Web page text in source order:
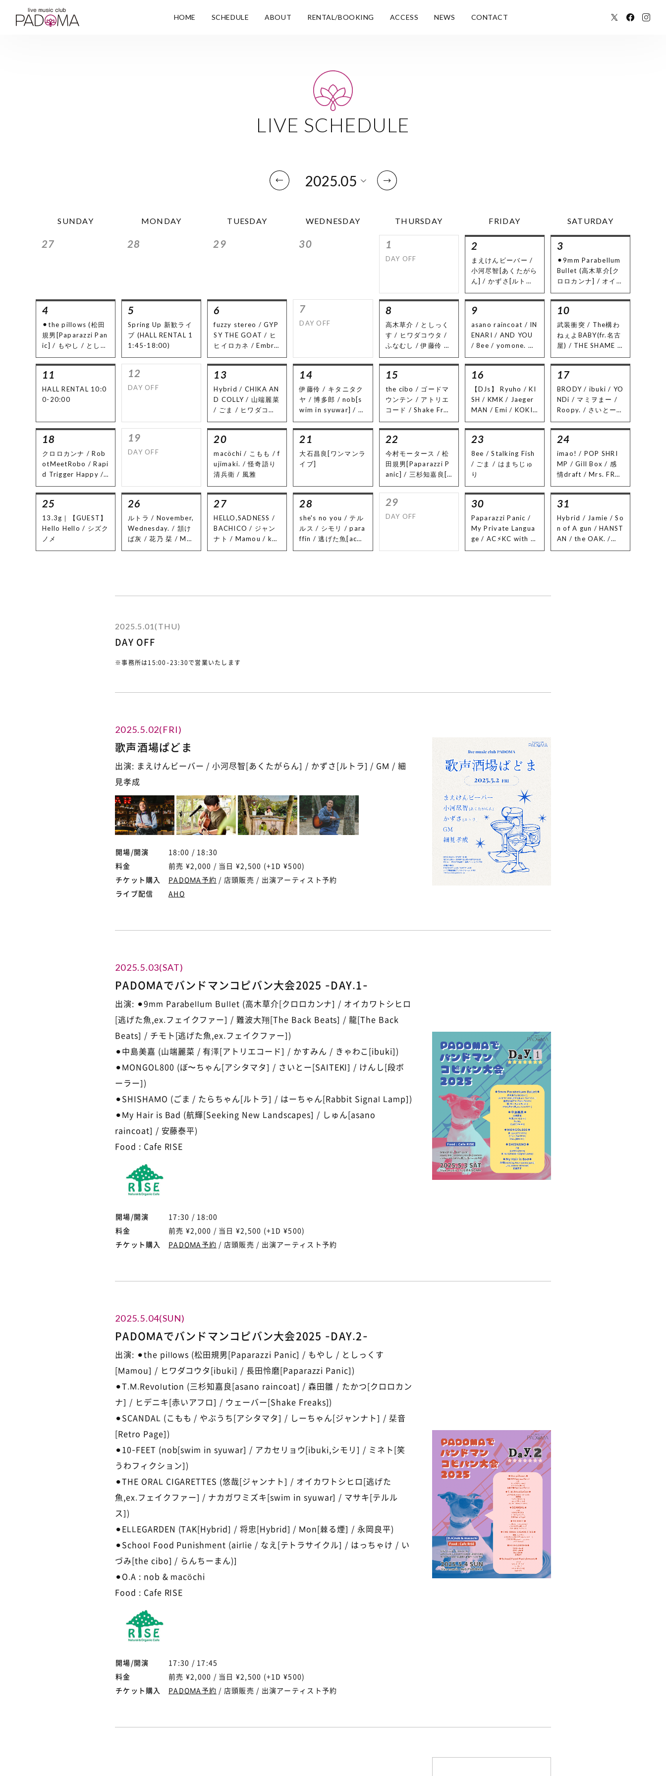
HOME SCHEDULE ABOUT RENTAL/BOOKING ACCESS NEWS CONTACT
LIVE SCHEDULE
SUNDAY MONDAY TUESDAY WEDNESDAY THURSDAY FRIDAY SATURDAY
27 28 29 30 1
DAY OFF
2
まえけんビーバー /
小河尽智[あくたがら
ん] / かずさ[ルトラ]
/ GM / 細見孝成
3
⚫︎9mm Parabellum
Bullet (高木草介[ク
ロロカンナ] / オイカ
ワトシヒロ[逃げた
魚,ex.フェイクファ
ー] / 難波大翔[The
Back Beats] / 龍[Th
e Back Beats] / チ
モト[逃げた魚,ex.フ
⚫︎中島美嘉 (山端麗
菜 / 有澤[アトリエコ
ード] / かすみん / き
ゃわこ[ibuki])
⚫︎MONGOL800
マタ] / さいとー[SAI
TEKI] / けんし[段ボ
⚫︎SHISHAMO (ごま
/ たらちゃん[ルトラ]
/ はーちゃん[Rabbit
Signal Lamp])
⚫︎My Hair is Bad
(航輝[Seeking New
Landscapes] / しゅ
ん[asano raincoat]
/ 安藤泰平)
Food : Cafe RISE
4
⚫︎the pillows (松田
規男[Paparazzi Pan
ic] / もやし / としっ
くす[Mamou] / ヒワ
ダコウタ[ibuki] / 長
田怜磨[Paparazzi P
anic])
⚫︎T.M.Revolution
たかつ[クロロカン
ナ] / ヒデニキ[赤い
アフロ] / ウェーバー
[Shake Freaks])
⚫︎SCANDAL (こもも
タ] / しーちゃん[ジ
ャンナト] / 栞音[Ret
⚫︎10-FEET (nob[sw
im in syuwar] / ア
カセリョウ[ibuki,シ
モリ] / ミネト[笑う
5
Spring Up 新歓ライ
ブ (HALL RENTAL 1
1:45-18:00)
6
fuzzy stereo / GYP
SY THE GOAT / ヒ
ヒイロカネ / Embra
ce / 加藤英幸[pavlo
v] ｜ Food : Cafe R
ISE
7
DAY OFF
8
高木草介 / としっく
す / ヒワダコウタ /
ふなむし / 伊藤伶 /
きゃわこ / アカセリ
ョウ / 怪奇語り清兵
衛 / nob / 有澤 /
ぼ〜ちゃん
9
asano raincoat / IN
ENARI / AND YOU
/ 8ee / yomone. ｜
DJ : KMK from ren
dez-vous
10
武装衝突 / The構わ
ねぇよBABY(fr.名古
屋) / THE SHAME /
naives / シーモンキ
ー / Son of A gun
｜ Food : ダイスキ
ッチン
11
HALL RENTAL 10:0
0-20:00
12
DAY OFF
13
Hybrid / CHIKA AN
D COLLY / 山端麗菜
/ ごま / ヒワダコウ
タ[ibuki]
14
伊藤伶 / キタニタク
ヤ / 博多郎 / nob[s
wim in syuwar] / 彩
音-io-[Retro Page]
15
the cibo / ゴードマ
ウンテン / アトリエ
コード / Shake Frea
ks [各バンド40分ス
テージ]
16
【DJs】 Ryuho / KI
SH / KMK / Jaeger
MAN / Emi / KOKI
WATANABE / Hibik
i Miw / HoMie
17
BRODY / ibuki / YO
NDi / マミヲまー /
Roopy. / さいとー[S
AITEKI] ｜ Food :
Cafe RISE
18
クロロカンナ / Rob
otMeetRobo / Rapi
d Trigger Happy /
地下道を往く / 揺ら
いで凪 / うたうたい
の翠 ｜ Food : Cafe
RISE
19
DAY OFF
20
macöchi / こもも / f
ujimaki. / 怪奇語り
清兵衛 / 風雅
21
大石昌良[ワンマンラ
イブ]
22
今村モータース / 松
田規男[Paparazzi P
anic] / 三杉知嘉良[a
sano raincoat] / ト
モ[swim in syuwar]
/ airlie / かの[夜叉
子]
23
8ee / Stalking Fish
/ ごま / はまちじゅ
り
24
imao! / POP SHRI
MP / Gill Box / 感
情draft / Mrs. FRUI
TS ZIPPER / nSR /
クリープバンブー /
aicopi / KONOYO
NO OWARI / ちおり
んのリボルバー / A
mazon square barg
25
13.3g｜【GUEST】
Hello Hello / シズク
ノメ
26
ルトラ / November,
Wednesday. / 頷け
ば灰 / 花乃 栞 / Mo
urning work
27
HELLO,SADNESS /
BACHICO / ジャン
ナト / Mamou / kar
asuuri / Beginning
28
she's no you / テル
ルス / シモリ / para
ffin / 逃げた魚[acou
stic set]
29
DAY OFF
30
Paparazzi Panic /
My Private Langua
ge / AC⚡︎KC with G
/ swim in syuwar /
31
Hybrid / Jamie / So
n of A gun / HANST
AN / the OAK. /
ザ・ミクロマン
2025.5.01(THU)
DAY OFF
※事務所は15:00-23:30で営業いたします
2025.5.02(FRI)
歌声酒場ぱどま
出演: まえけんビーバー / 小河尽智[あくたがらん] / かずさ[ルトラ] / GM / 細
見孝成
開場/開演
18:00 / 18:30
料金
前売 ¥2,000 / 当日 ¥2,500 (+1D ¥500)
チケット購入
PADOMA予約 / 店頭販売 / 出演アーティスト予約
ライブ配信
AHO
2025.5.03(SAT)
PADOMAでバンドマンコピバン大会2025 -DAY.1-
出演: ⚫︎9mm Parabellum Bullet (高木草介[クロロカンナ] / オイカワトシヒロ
[逃げた魚,ex.フェイクファー] / 難波大翔[The Back Beats] / 龍[The Back
Beats] / チモト[逃げた魚,ex.フェイクファー])
⚫︎中島美嘉 (山端麗菜 / 有澤[アトリエコード] / かすみん / きゃわこ[ibuki])
⚫︎MONGOL800 (ぼ〜ちゃん[アシタマタ] / さいとー[SAITEKI] / けんし[段ボ
ーラー])
⚫︎SHISHAMO (ごま / たらちゃん[ルトラ] / はーちゃん[Rabbit Signal Lamp])
⚫︎My Hair is Bad (航輝[Seeking New Landscapes] / しゅん[asano
raincoat] / 安藤泰平)
Food : Cafe RISE
開場/開演
17:30 / 18:00
料金
前売 ¥2,000 / 当日 ¥2,500 (+1D ¥500)
チケット購入
PADOMA予約 / 店頭販売 / 出演アーティスト予約
2025.5.04(SUN)
PADOMAでバンドマンコピバン大会2025 -DAY.2-
出演: ⚫︎the pillows (松田規男[Paparazzi Panic] / もやし / としっくす
[Mamou] / ヒワダコウタ[ibuki] / 長田怜磨[Paparazzi Panic])
⚫︎T.M.Revolution (三杉知嘉良[asano raincoat] / 森田雛 / たかつ[クロロカン
ナ] / ヒデニキ[赤いアフロ] / ウェーバー[Shake Freaks])
⚫︎SCANDAL (こもも / やぶうち[アシタマタ] / しーちゃん[ジャンナト] / 栞音
[Retro Page])
⚫︎10-FEET (nob[swim in syuwar] / アカセリョウ[ibuki,シモリ] / ミネト[笑
うわフィクション])
⚫︎THE ORAL CIGARETTES (悠哉[ジャンナト] / オイカワトシヒロ[逃げた
魚,ex.フェイクファー] / ナカガワミズキ[swim in syuwar] / マサキ[テルル
ス])
⚫︎ELLEGARDEN (TAK[Hybrid] / 将忠[Hybrid] / Mon[棘る煙] / 永岡良平)
⚫︎School Food Punishment (airlie / なえ[テトラサイクル] / はっちゃけ / い
づみ[the cibo] / らんちーまん)]
⚫︎O.A : nob & macöchi
Food : Cafe RISE
開場/開演
17:30 / 17:45
料金
前売 ¥2,000 / 当日 ¥2,500 (+1D ¥500)
チケット購入
PADOMA予約 / 店頭販売 / 出演アーティスト予約